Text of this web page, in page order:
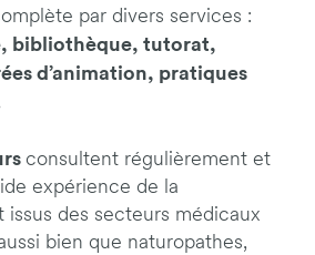
par divers services :
bibliothèque, tutorat,
d’animation, pratiques
consultent régulièrement et
expérience de la
issus des secteurs médicaux
bien que naturopathes,